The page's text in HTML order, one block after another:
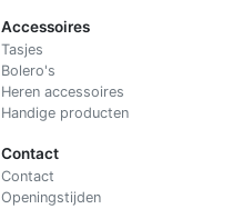
Accessoires
Tasjes
Bolero's
Heren accessoires
Handige producten
Contact
Contact
Openingstijden